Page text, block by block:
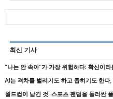
최신 기사
“나는 안 속아”가 가장 위험하다: 확신이
AI는 격차를 벌리기도 하고 좁히기도 한
월드컵이 남긴 것: 스포츠 팬덤을 둘러싼